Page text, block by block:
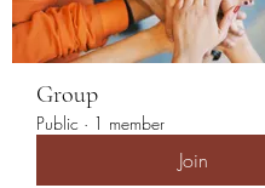
Group
Public · 1 member
Join